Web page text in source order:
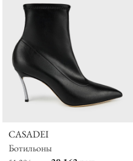
CASADEI
Ботильоны